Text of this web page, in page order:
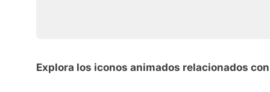
Explora los iconos animados relacionados